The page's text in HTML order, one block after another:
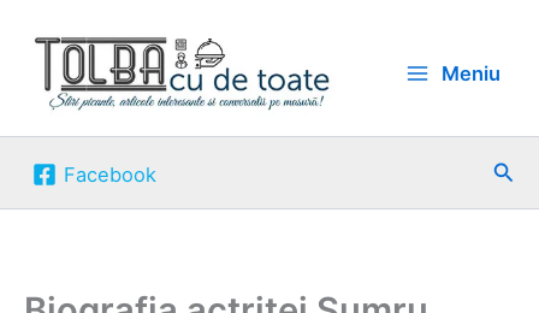
content
Meniu
Facebook